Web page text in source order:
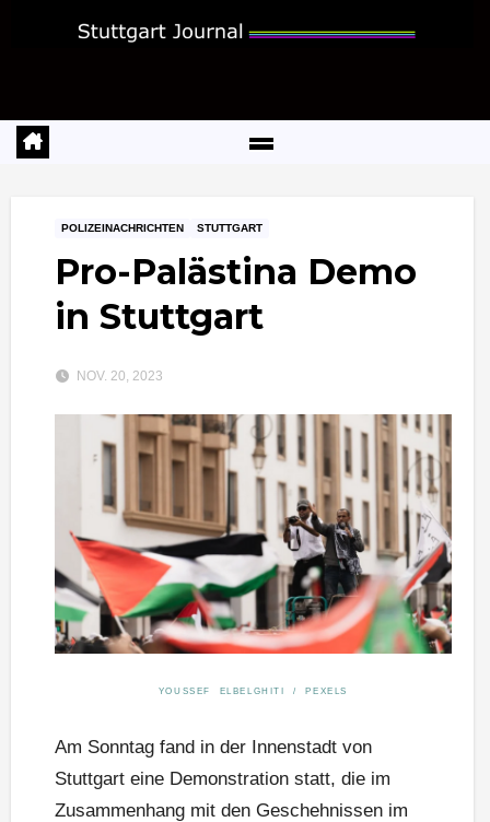
POLIZEINACHRICHTEN STUTTGART
Pro-Palästina Demo
in Stuttgart
NOV. 20, 2023
YOUSSEF ELBELGHITI / PEXELS
Am Sonntag fand in der Innenstadt von
Stuttgart eine Demonstration statt, die im
Zusammenhang mit den Geschehnissen im